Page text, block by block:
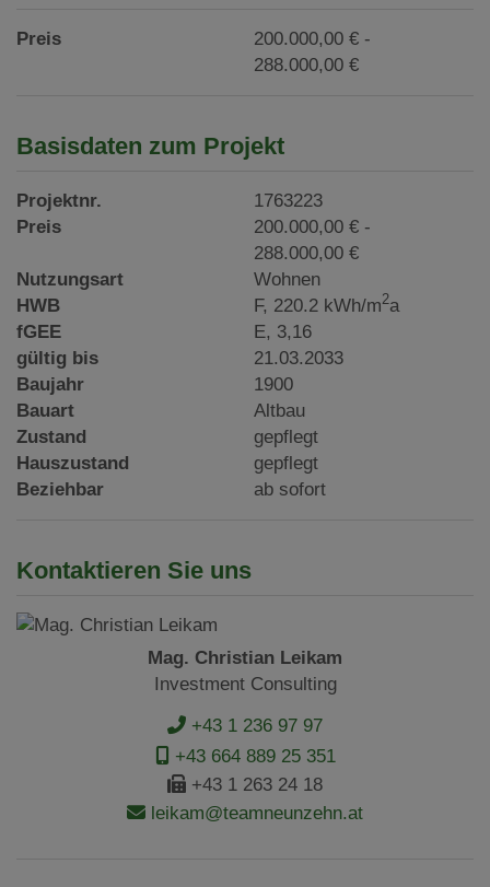
Preis
200.000,00 € -
288.000,00 €
Basisdaten zum Projekt
Projektnr.
1763223
Preis
200.000,00 € -
288.000,00 €
Nutzungsart
Wohnen
HWB
F, 220.2 kWh/m2a
fGEE
E, 3,16
gültig bis
21.03.2033
Baujahr
1900
Bauart
Altbau
Zustand
gepflegt
Hauszustand
gepflegt
Beziehbar
ab sofort
Kontaktieren Sie uns
Mag. Christian Leikam
Investment Consulting
+43 1 236 97 97
+43 664 889 25 351
+43 1 263 24 18
leikam@teamneunzehn.at